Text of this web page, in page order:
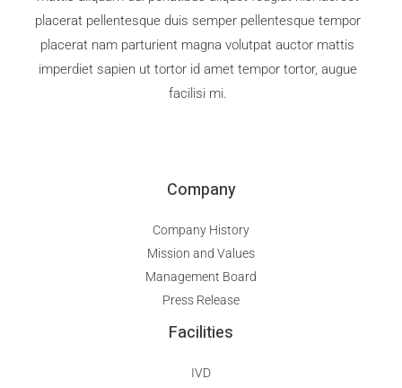
placerat pellentesque duis semper pellentesque tempor
placerat nam parturient magna volutpat auctor mattis
imperdiet sapien ut tortor id amet tempor tortor, augue
facilisi mi.
Company
Company History
Mission and Values
Management Board
Press Release
Facilities
IVD